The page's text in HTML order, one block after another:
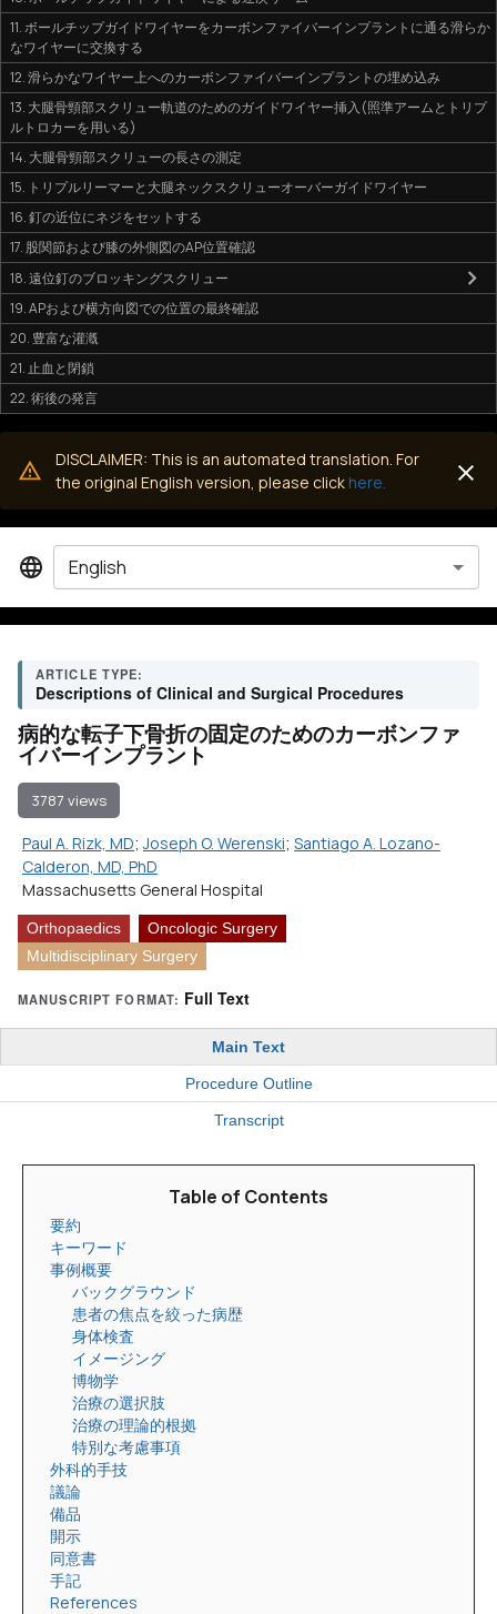
11. ボールチップガイドワイヤーをカーボンファイバーインプラントに通る滑らか
なワイヤーに交換する
12. 滑らかなワイヤー上へのカーボンファイバーインプラントの埋め込み
13. 大腿骨頸部スクリュー軌道のためのガイドワイヤー挿入(照準アームとトリプ
ルトロカーを用いる)
14. 大腿骨頸部スクリューの長さの測定
15. トリプルリーマーと大腿ネックスクリューオーバーガイドワイヤー
16. 釘の近位にネジをセットする
17. 股関節および膝の外側図のAP位置確認
18. 遠位釘のブロッキングスクリュー
19. APおよび横方向図での位置の最終確認
20. 豊富な灌漑
21. 止血と閉鎖
22. 術後の発言
DISCLAIMER: This is an automated translation. For
the original English version, please click here.
ARTICLE TYPE:
Descriptions of Clinical and Surgical Procedures
病的な転子下骨折の固定のためのカーボンファ
イバーインプラント
3787 views
Paul A. Rizk, MD;Joseph O. Werenski; Santiago A. Lozano-
Calderon, MD, PhD
Massachusetts General Hospital
Orthopaedics
Oncologic Surgery
Multidisciplinary Surgery
MANUSCRIPT FORMAT: Full Text
Main Text
Procedure Outline
Transcript
Table of Contents
要約
キーワード
事例概要
バックグラウンド
患者の焦点を絞った病歴
身体検査
イメージング
博物学
治療の選択肢
治療の理論的根拠
特別な考慮事項
外科的手技
議論
備品
開示
同意書
手記
References
English